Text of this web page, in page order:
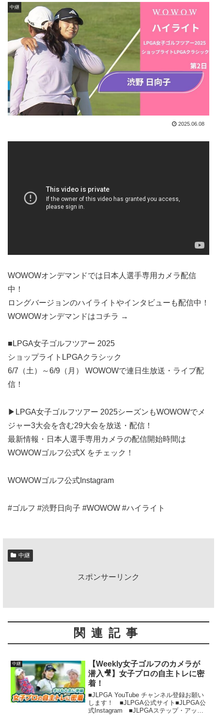
中継
2025.06.08
WOWOWオンデマンドでは日本人選手専用カメラ配信
中！
ロングバージョンのハイライトやインタビューも配信中！
WOWOWオンデマンドはコチラ →
■LPGA女子ゴルフツアー 2025
ショップライトLPGAクラシック
6/7（土）～6/9（月） WOWOWで連日生放送・ライブ配
信！
▶LPGA女子ゴルフツアー 2025シーズンもWOWOWでメ
ジャー3大会を含む29大会を放送・配信！
最新情報・日本人選手専用カメラの配信開始時間は
WOWOWゴルフ公式X をチェック！
WOWOWゴルフ公式Instagram
#ゴルフ #渋野日向子 #WOWOW #ハイライト
中継
スポンサーリンク
関連記事
中継
【Weekly女子ゴルフのカメラが
潜入🎥】女子プロの自主トレに密
着！
■JLPGA YouTube チャンネル登録お願い
します！ ■JLPGA公式サイト■JLPGA公
式Instagram ■JLPGAステップ・アッ